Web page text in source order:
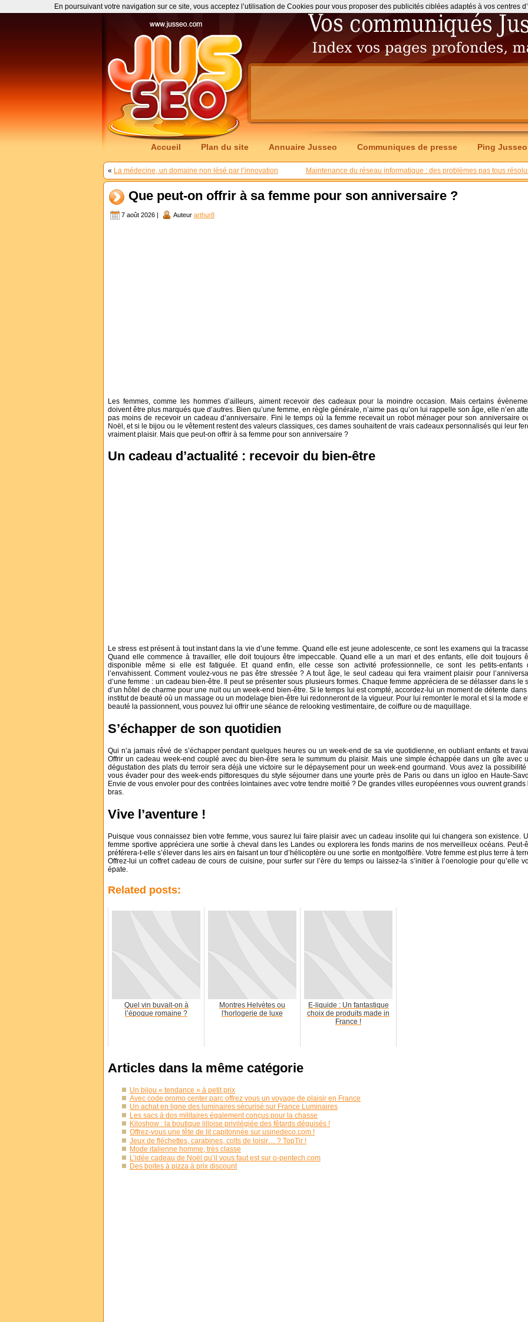
Accueil Plan du site Annuaire Jusseo Communiques de presse Ping Jusseo
« La médecine, un domaine non lésé par l’innovation Maintenance du réseau informatique : des problèmes pas tous
Que peut-on offrir à sa femme pour son anniversaire ?
7 août 2026 | Auteur arthur8
Les femmes, comme les hommes d’ailleurs, aiment recevoir des cadeaux pour la moindre occasion. Mais certains
doivent être plus marqués que d’autres. Bien qu’une femme, en règle générale, n’aime pas qu’on lui rappelle son âge, elle n’en
pas moins de recevoir un cadeau d’anniversaire. Fini le temps où la femme recevait un robot ménager pour son anniversaire
Noël, et si le bijou ou le vêtement restent des valeurs classiques, ces dames souhaitent de vrais cadeaux personnalisés qui leur
vraiment plaisir. Mais que peut-on offrir à sa femme pour son anniversaire ?
Un cadeau d’actualité : recevoir du bien-être
Le stress est présent à tout instant dans la vie d’une femme. Quand elle est jeune adolescente, ce sont les examens qui la
Quand elle commence à travailler, elle doit toujours être impeccable. Quand elle a un mari et des enfants, elle doit toujours
disponible même si elle est fatiguée. Et quand enfin, elle cesse son activité professionnelle, ce sont les petits-enfants
l’envahissent. Comment voulez-vous ne pas être stressée ? A tout âge, le seul cadeau qui fera vraiment plaisir pour
d’une femme : un cadeau bien-être. Il peut se présenter sous plusieurs formes. Chaque femme appréciera de se délasser dans le
d’un hôtel de charme pour une nuit ou un week-end bien-être. Si le temps lui est compté, accordez-lui un moment de détente dans
institut de beauté où un massage ou un modelage bien-être lui redonneront de la vigueur. Pour lui remonter le moral et si la mode
beauté la passionnent, vous pouvez lui offrir une séance de relooking vestimentaire, de coiffure ou de maquillage.
S’échapper de son quotidien
Qui n’a jamais rêvé de s’échapper pendant quelques heures ou un week-end de sa vie quotidienne, en oubliant enfants et
Offrir un cadeau week-end couplé avec du bien-être sera le summum du plaisir. Mais une simple échappée dans un gîte avec
dégustation des plats du terroir sera déjà une victoire sur le dépaysement pour un week-end gourmand. Vous avez la possibilité
vous évader pour des week-ends pittoresques du style séjourner dans une yourte près de Paris ou dans un igloo en Haute-
Envie de vous envoler pour des contrées lointaines avec votre tendre moitié ? De grandes villes européennes vous ouvrent grands
bras.
Vive l’aventure !
Puisque vous connaissez bien votre femme, vous saurez lui faire plaisir avec un cadeau insolite qui lui changera son existence.
femme sportive appréciera une sortie à cheval dans les Landes ou explorera les fonds marins de nos merveilleux océans. Peut-
préférera-t-elle s’élever dans les airs en faisant un tour d’hélicoptère ou une sortie en montgolfière. Votre femme est plus terre à
Offrez-lui un coffret cadeau de cours de cuisine, pour surfer sur l’ère du temps ou laissez-la s’initier à l’oenologie pour qu’elle
épate.
Related posts:
Quel vin buvait-on à
l’époque romaine ?
Montres Helvètes ou
l'horlogerie de luxe
E-liquide : Un fantastique
choix de produits made in
France !
Articles dans la même catégorie
Un bijou « tendance » à petit prix
Avec code promo center parc offrez vous un voyage de plaisir en France
Un achat en ligne des luminaires sécurisé sur France Luminaires
Les sacs à dos militaires également conçus pour la chasse
Kiloshow : la boutique lilloise privilégiée des fêtards déguisés !
Offrez-vous une tête de lit capitonnée sur usinedeco.com !
Jeux de fléchettes, carabines, colts de loisir… ? TopTir !
Mode italienne homme, très classe
L’idée cadeau de Noël qu’il vous faut est sur o-pentech.com
Des boites à pizza à prix discount
En poursuivant votre navigation sur ce site, vous acceptez l’utilisation de Cookies pour vous proposer des publicités ciblées adaptés à vos centres